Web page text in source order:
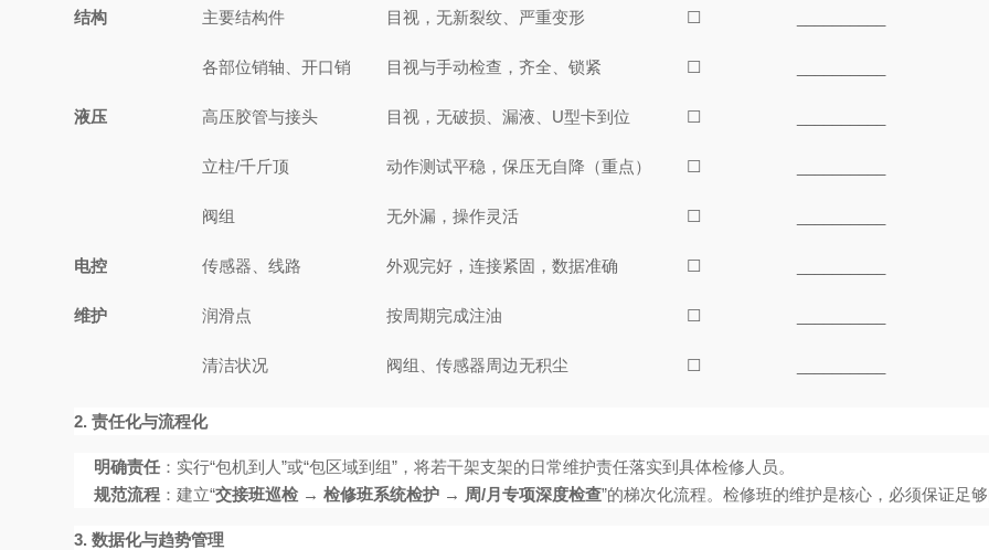
结构 主要结构件 目视，无新裂纹、严重变形 ☐
各部位销轴、开口销 目视与手动检查，齐全、锁紧 ☐
液压 高压胶管与接头 目视，无破损、漏液、U型卡到位 ☐
立柱/千斤顶 动作测试平稳，保压无自降（重点） ☐
阀组 无外漏，操作灵活 ☐
电控 传感器、线路 外观完好，连接紧固，数据准确 ☐
维护 润滑点 按周期完成注油 ☐
清洁状况 阀组、传感器周边无积尘 ☐
2. 责任化与流程化
明确责任 ：实行“包机到人”或“包区域到组”，将若干架支架的日常维护责任落实到具体检修人员。
规范流程 ：建立“交接班巡检 → 检修班系统检护 → 周/月专项深度检查”的梯次化流程。检修班的维护是核心，必须保证足够
3. 数据化与趋势管理